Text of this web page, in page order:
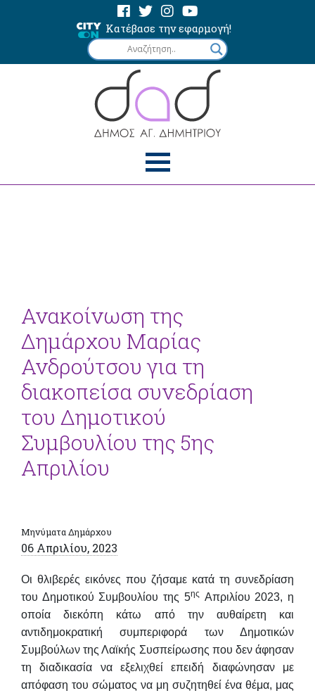
Κατέβασε την εφαρμογή!
Ανακοίνωση της
Δημάρχου Μαρίας
Ανδρούτσου για τη
διακοπείσα συνεδρίαση
του Δημοτικού
Συμβουλίου της 5ης
Απριλίου
Μηνύματα Δημάρχου
06 Απριλίου, 2023
Οι θλιβερές εικόνες που ζήσαμε κατά τη συνεδρίαση
του Δημοτικού Συμβουλίου της 5ηςΑπριλίου 2023, η
οποία διεκόπη κάτω από την αυθαίρετη και
αντιδημοκρατική συμπεριφορά των Δημοτικών
Συμβούλων της Λαϊκής Συσπείρωσης που δεν άφησαν
τη διαδικασία να εξελιχθεί επειδή διαφώνησαν με
απόφαση του σώματος να μη συζητηθεί ένα θέμα, μας